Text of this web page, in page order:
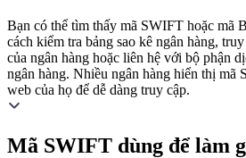
Bạn có thể tìm thấy mã SWIFT hoặc mã
cách kiểm tra bảng sao kê ngân hàng,
của ngân hàng hoặc liên hệ với bộ phận
ngân hàng. Nhiều ngân hàng hiển thị mã
web của họ để dễ dàng truy cập.
Mã SWIFT dùng để làm